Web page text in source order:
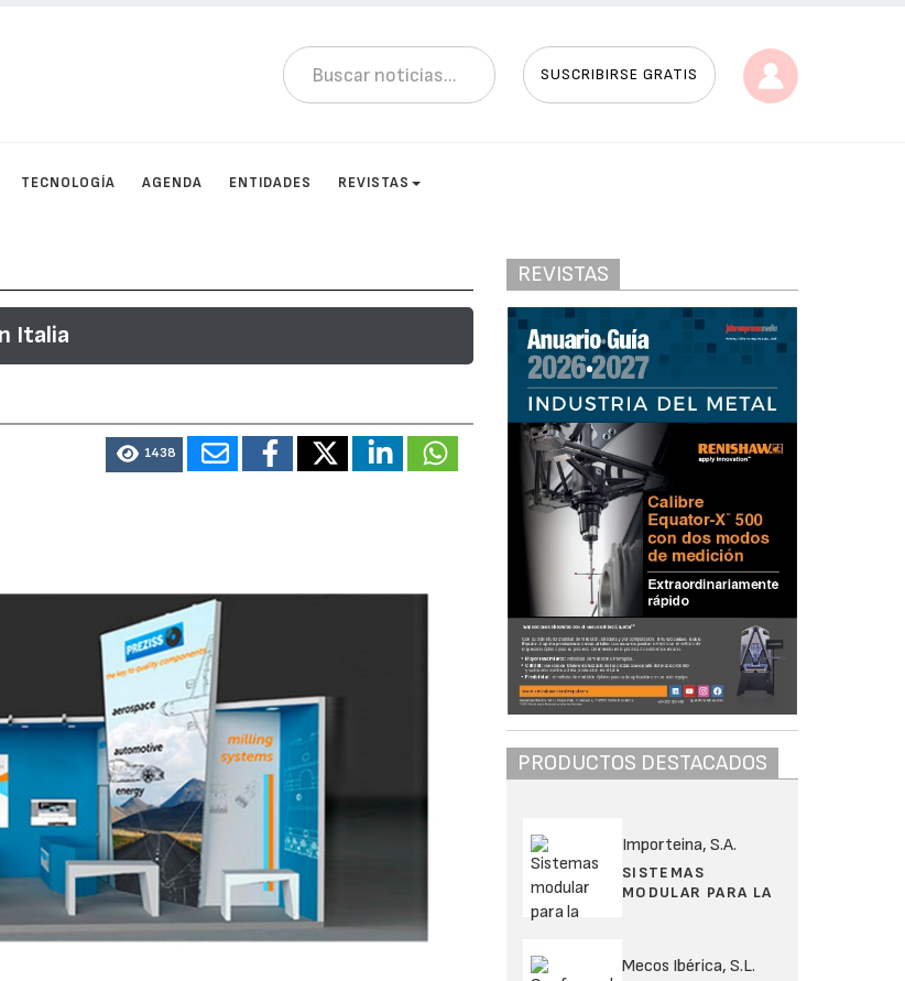
SUSCRIBIRSE GRATIS
TECNOLOGÍA AGENDA ENTIDADES REVISTAS
Italia
1438
REVISTAS
PRODUCTOS DESTACADOS
Importeina, S.A.
SISTEMAS
MODULAR PARA LA
Mecos Ibérica, S.L.